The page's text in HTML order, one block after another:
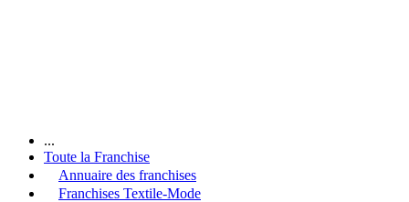
...
Toute la Franchise
Annuaire des franchises
Franchises Textile-Mode